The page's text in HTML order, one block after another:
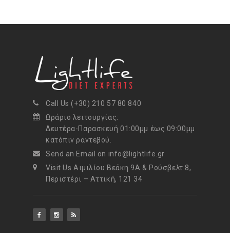
Call Us (+30) 210 57 80 840
Ωράριο λειτουργίας:
Δευτέρα-Παρασκευή 01:00μμ έως 09:00μμ
κατόπιν ραντεβού.
Send an Email on info@lightlife.gr
Visit Us Αιμιλίου Βεάκη 9Α & Ρούσβελτ 8,
Περιστέρι – Αττική, 121 34